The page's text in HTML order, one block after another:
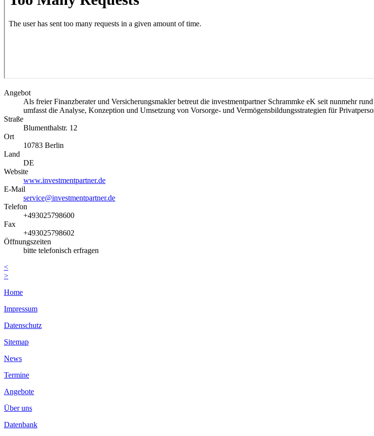
Angebot
Als freier Finanzberater und Versicherungsmakler betreut die investmentpartner Schrammke eK seit nunmehr
umfasst die Analyse, Konzeption und Umsetzung von Vorsorge- und Vermögensbildungsstrategien für
Straße
Blumenthalstr. 12
Ort
10783 Berlin
Land
DE
Website
www.investmentpartner.de
E-Mail
service@investmentpartner.de
Telefon
+493025798600
Fax
+493025798602
Öffnungszeiten
bitte telefonisch erfragen
<
>
Home
Impressum
Datenschutz
Sitemap
News
Termine
Angebote
Über uns
Datenbank